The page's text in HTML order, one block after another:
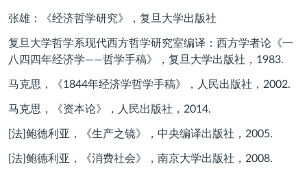
张雄：《经济哲学研究》，复旦大学出版社
复旦大学哲学系现代西方哲学研究室编译：西方学者论《一
八四四年经济学——哲学手稿》，复旦大学出版社，1983.
马克思，《1844年经济学哲学手稿》，人民出版社， 2002.
马克思，《资本论》，人民出版社， 2014.
[法 鲍德利亚，《生产之镜》，中央编译出版社， 2005.
[法 鲍德利亚，《消费社会》，南京大学出版社， 2008.